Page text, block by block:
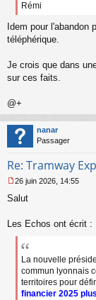
Rémi
Idem pour l'abandon
téléphérique.
Je crois que dans
sur ces faits.
@+
nanar
Passager
Re: Tramway
e
s
26 juin 2026, 14:55
Salut
Les Echos ont écrit :
La nouvelle
commun lyonnais
territoires pour
financier 2025